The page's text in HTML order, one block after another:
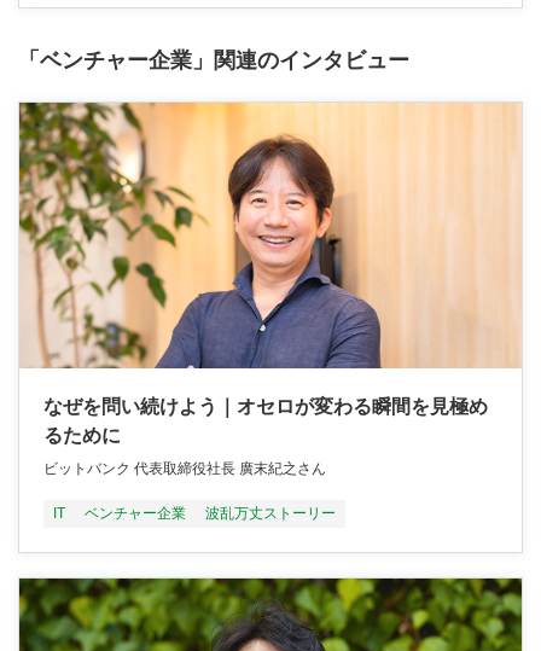
「ベンチャー企業」関連のインタビュー
なぜを問い続けよう｜オセロが変わる瞬間を見極め
るために
ビットバンク 代表取締役社長 廣末紀之さん
IT ベンチャー企業 波乱万丈ストーリー